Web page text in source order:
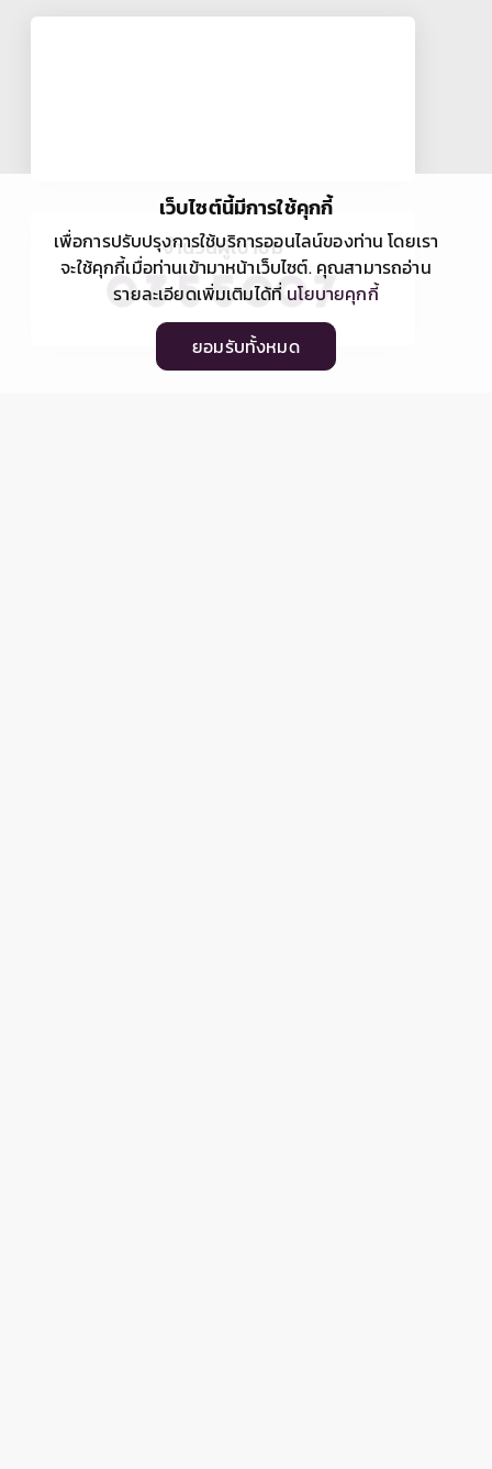
จำนวนผู้เข้าชม
เว็บไซต์นี้มีการใช้คุกกี้
เพื่อการปรับปรุงการใช้บริการออนไลน์ของท่าน โดยเรา
จะใช้คุกกี้เมื่อท่านเข้ามาหน้าเว็บไซต์. คุณสามารถอ่าน
รายละเอียดเพิ่มเติมได้ที่ นโยบายคุกกี้
ยอมรับทั้งหมด